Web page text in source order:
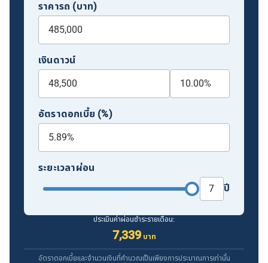
ราคารถ (บาท)
เงินดาวน์
อัตราดอกเบี้ย (%)
ระยะเวลาผ่อน
ปี
ประเมินค่าผ่อนชำระรายเดือน:
7,339 บาท
อัตราดอกเบี้ยและจำนวนเงินที่คำนวณเป็นเพียงการประมาณการเท่านั้น